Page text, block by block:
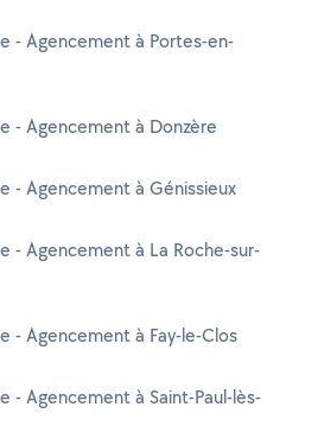
- Agencement à Portes-en-
- Agencement à Donzère
- Agencement à Génissieux
- Agencement à La Roche-sur-
- Agencement à Fay-le-Clos
- Agencement à Saint-Paul-lès-